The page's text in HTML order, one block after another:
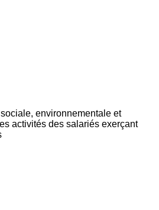
environnementale et
activités des salariés exerçant